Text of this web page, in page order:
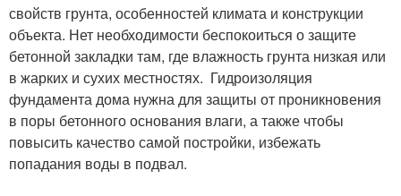
свойств грунта, особенностей климата и конструкции
объекта. Нет необходимости беспокоиться о защите
бетонной закладки там, где влажность грунта низкая или
в жарких и сухих местностях. Гидроизоляция
фундамента дома нужна для защиты от проникновения
в поры бетонного основания влаги, а также чтобы
повысить качество самой постройки, избежать
попадания воды в подвал.